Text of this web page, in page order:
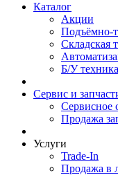
Каталог
Акции
Подъёмно-
Складская
Б/У техника
Сервис и
Сервисное
Продажа
Услуги
Trade-In
Продажа в